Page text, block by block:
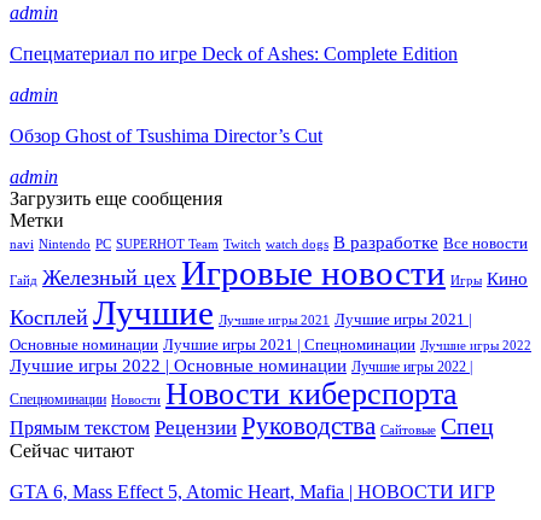
admin
Спецматериал по игре Deck of Ashes: Complete Edition
admin
Обзор Ghost of Tsushima Director’s Cut
admin
Загрузить еще сообщения
Метки
navi Nintendo PC SUPERHOT Team Twitch watch dogs В разработке Все новости
Гайд Железный цех Игровые новости Игры Кино
Косплей Лучшие Лучшие игры 2021
Лучшие игры 2021 |
Основные номинации Лучшие игры 2021 | Спецноминации Лучшие игры 2022
Лучшие игры 2022 | Основные номинации Лучшие игры 2022 |
Спецноминации Новости Новости киберспорта
Прямым текстом Рецензии Руководства Сайтовые Спец
Сейчас читают
GTA 6, Mass Effect 5, Atomic Heart, Mafia | НОВОСТИ ИГР